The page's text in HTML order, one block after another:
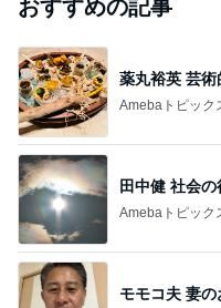
おすすめの記事
薬丸裕英 芸
Amebaトピック
田中健 社会
Amebaトピック
モモコ夫 妻